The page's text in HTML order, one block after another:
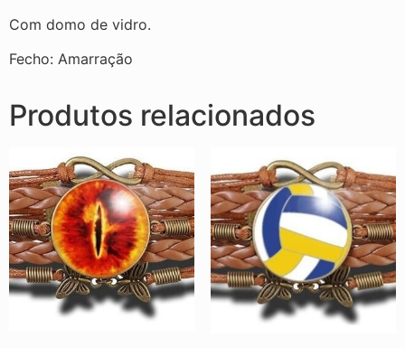
Com domo de vidro.
Fecho: Amarração
Produtos relacionados